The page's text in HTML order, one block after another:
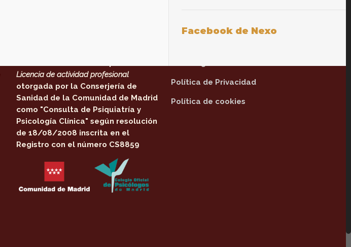
Facebook de Nexo
Licencia de actividad profesional
otorgada por la Conserjería de
Sanidad de la Comunidad de Madrid
como "Consulta de Psiquiatría y
Psicología Clínica" según resolución
de 18/08/2008 inscrita en el
Registro con el número CS8859
Política de Privacidad
Política de cookies